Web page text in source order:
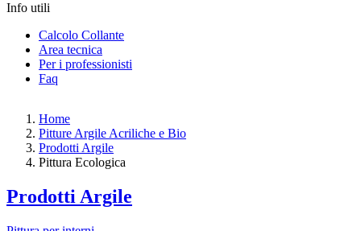
Info utili
Calcolo Collante
Area tecnica
Per i professionisti
Faq
Home
Pitture Argile Acriliche e Bio
Prodotti Argile
Pittura Ecologica
Prodotti Argile